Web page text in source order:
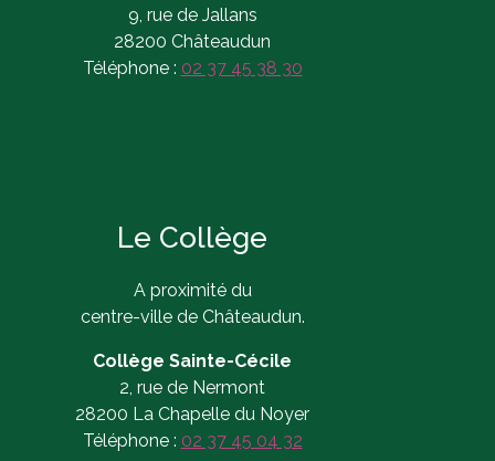
9, rue de Jallans
28200 Châteaudun
Téléphone : 02 37 45 38 30
Le Collège
A proximité du
centre-ville de Châteaudun.
Collège Sainte-Cécile
2, rue de Nermont
28200 La Chapelle du Noyer
Téléphone : 02 37 45 04 32